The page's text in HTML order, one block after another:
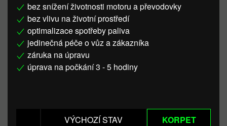
bez snížení životnosti motoru a převodovky
bez vlivu na životní prostředí
optimalizace spotřeby paliva
jedinečná péče o vůz a zákazníka
záruka na úpravu
úprava na počkání 3 - 5 hodiny
VÝCHOZÍ STAV KORPET